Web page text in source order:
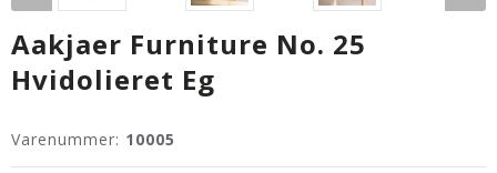
Aakjaer Furniture No. 25
Hvidolieret Eg
Varenummer: 10005